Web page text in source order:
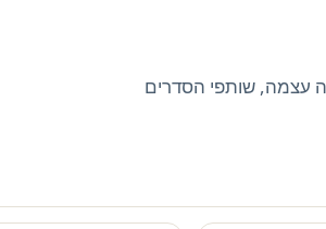
עצמה, שותפי הסדרים